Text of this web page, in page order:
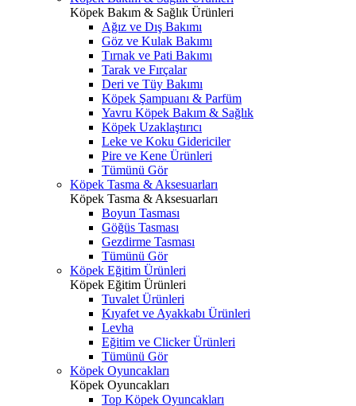
Köpek Bakım & Sağlık Ürünleri
Ağız ve Dış Bakımı
Göz ve Kulak Bakımı
Tırnak ve Pati Bakımı
Tarak ve Fırçalar
Deri ve Tüy Bakımı
Köpek Şampuanı & Parfüm
Yavru Köpek Bakım & Sağlık
Köpek Uzaklaştırıcı
Leke ve Koku Gidericiler
Pire ve Kene Ürünleri
Tümünü Gör
Köpek Tasma & Aksesuarları
Köpek Tasma & Aksesuarları
Boyun Tasması
Göğüs Tasması
Gezdirme Tasması
Tümünü Gör
Köpek Eğitim Ürünleri
Köpek Eğitim Ürünleri
Tuvalet Ürünleri
Kıyafet ve Ayakkabı Ürünleri
Levha
Eğitim ve Clicker Ürünleri
Tümünü Gör
Köpek Oyuncakları
Köpek Oyuncakları
Top Köpek Oyuncakları